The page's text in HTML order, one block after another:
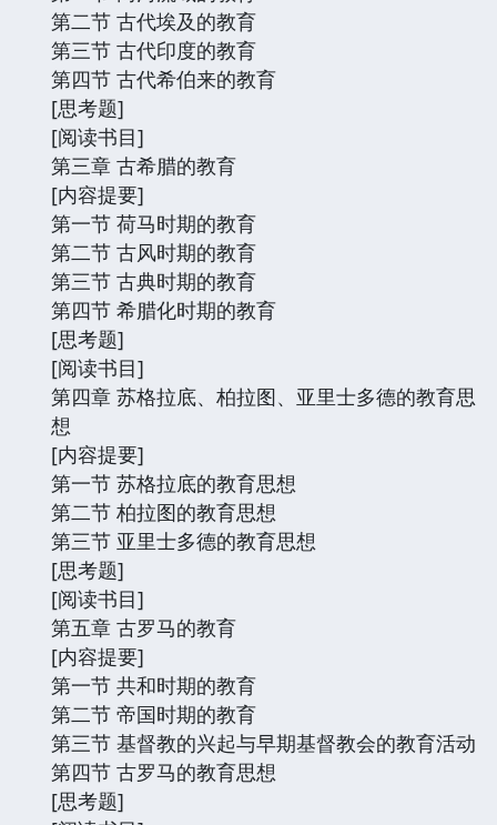
第二节 古代埃及的教育
第三节 古代印度的教育
第四节 古代希伯来的教育
[思考题]
[阅读书目]
第三章 古希腊的教育
[内容提要]
第一节 荷马时期的教育
第二节 古风时期的教育
第三节 古典时期的教育
第四节 希腊化时期的教育
[思考题]
[阅读书目]
第四章 苏格拉底、柏拉图、亚里士多德的教育思
想
[内容提要]
第一节 苏格拉底的教育思想
第二节 柏拉图的教育思想
第三节 亚里士多德的教育思想
[思考题]
[阅读书目]
第五章 古罗马的教育
[内容提要]
第一节 共和时期的教育
第二节 帝国时期的教育
第三节 基督教的兴起与早期基督教会的教育活动
第四节 古罗马的教育思想
[思考题]